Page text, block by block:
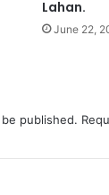
Lahan.
June 22,
published.